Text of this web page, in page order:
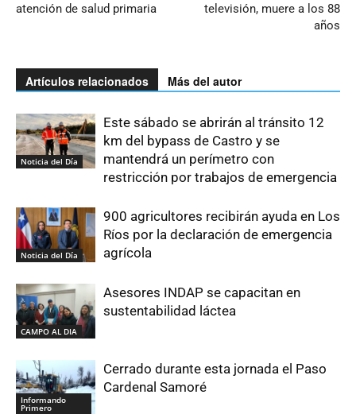
atención de salud primaria
televisión, muere a los 88
años
Artículos relacionados Más del autor
Noticia del Día
Este sábado se abrirán al tránsito 12
km del bypass de Castro y se
mantendrá un perímetro con
restricción por trabajos de emergencia
Noticia del Día
900 agricultores recibirán ayuda en Los
Ríos por la declaración de emergencia
agrícola
CAMPO AL DIA
Asesores INDAP se capacitan en
sustentabilidad láctea
Informando
Primero
Cerrado durante esta jornada el Paso
Cardenal Samoré